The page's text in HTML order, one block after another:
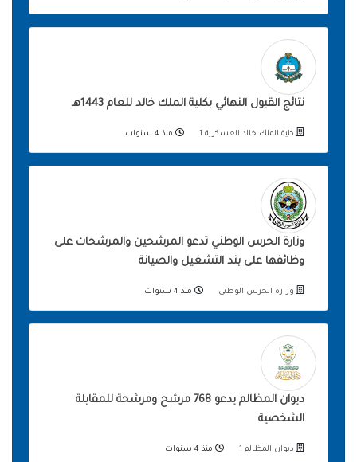
نتائج القبول النهائي بكلية الملك خالد للعام 1443هـ
كلية الملك خالد العسكرية 1 منذ 4 سنوات
وزارة الحرس الوطني تدعو المرشحين والمرشحات على
وظائفها على بند التشغيل والصيانة
وزارة الحرس الوطني منذ 4 سنوات
ديوان المظالم يدعو 768 مرشح ومرشحة للمقابلة
الشخصية
ديوان المظالم 1 منذ 4 سنوات